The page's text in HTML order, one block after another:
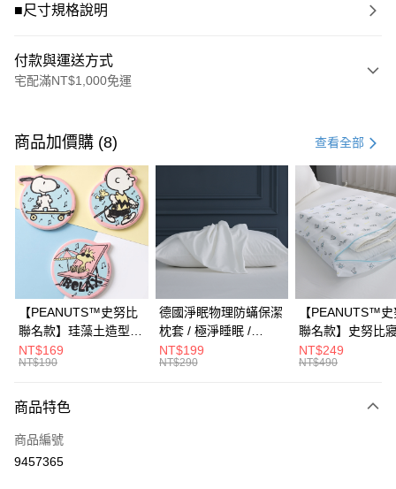
■尺寸規格說明
付款與運送方式
宅配滿NT$1,000免運
信用卡一次付款
信用卡分期付款
3 期 0 利率 每期NT$333,333 21家銀行
合作金庫商業銀行
第一商業銀行
華南商業銀行
彰化商業銀行
上海商業儲蓄銀行
台北富邦商業銀行
國泰世華商業銀行
臺灣中小企業銀行
台中商業銀行
匯豐（台灣）商業銀行
華泰商業銀行
聯邦商業銀行
遠東國際商業銀行
元大商業銀行
台灣樂天信用卡公司
LINE Pay
Apple Pay
街口支付
悠遊付
Google Pay
全盈+PAY
大哥付你分期
商品加價購 (8) 查看全部
【PEANUTS™史努比
聯名款】珪藻土造型杯
墊 / 多款任選 /
HOYACASA
NT$169
NT$190
德國淨眠物理防蟎保潔
枕套 / 極淨睡眠 /
HOYACASA
NT$199
NT$290
【PEANUTS™
聯名款】史努比
衣袋 /
NT$249
NT$490
商品特色
商品編號
9457365